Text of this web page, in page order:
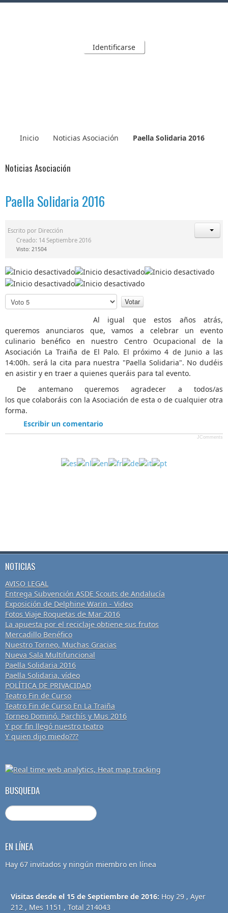
Identificarse
Inicio Noticias Asociación Paella Solidaria 2016
Noticias Asociación
Paella Solidaria 2016
Escrito por Dirección
Creado: 14 Septiembre 2016
Visto: 21504
o
f
a
v
o
r
o
t
Al igual que estos años atrás,
queremos anunciaros que, vamos a celebrar un evento
culinario benéfico en nuestro Centro Ocupacional de la
Asociación La Traiña de El Palo. El próximo 4 de Junio a las
14:00h. será la cita para nuestra "Paella Solidaria". No dudéis
en asistir y en traer a quienes queráis para tal evento.
De antemano queremos agradecer a todos/as
los que colaboráis con la Asociación de esta o de cualquier otra
forma.
Escribir un comentario
JComments
NOTICIAS
AVISO LEGAL
Entrega Subvención ASDE Scouts de Andalucía
Exposición de Delphine Warin - Video
Fotos Viaje Roquetas de Mar 2016
La apuesta por el reciclaje obtiene sus frutos
Mercadillo Benéfico
Nuestro Torneo, Muchas Gracias
Nueva Sala Multifuncional
Paella Solidaria 2016
Paella Solidaria, vídeo
POLÍTICA DE PRIVACIDAD
Teatro Fin de Curso
Teatro Fin de Curso En La Traiña
Torneo Dominó, Parchís y Mus 2016
Y por fin llegó nuestro teatro
Y quien dijo miedo???
BUSQUEDA
EN LÍNEA
Hay 67 invitados y ningún miembro en línea
Visitas desde el 15 de Septiembre de 2016: Hoy 29 , Ayer
212 , Mes 1151 , Total 214043